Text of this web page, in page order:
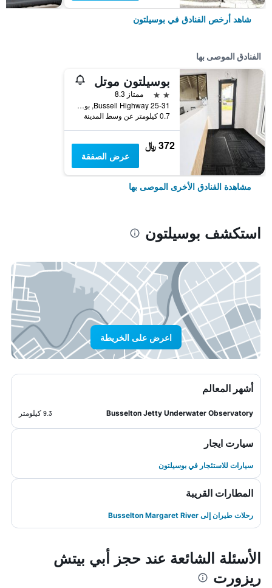
شاهد أرخص الفنادق في بوسيلتون
الفنادق الموصى بها
بوسيلتون موتل
2 نجمتين
ممتاز 8.3
25-31 Bussell Highway, بوسيلتون, WA, أستراليا
0.7 كيلومتر عن وسط المدينة
372 ﷼
عرض الصفقة
مشاهدة الفنادق الأخرى الموصى بها
استكشف بوسيلتون
اعرض على الخريطة
أشهر المعالم
Busselton Jetty Underwater Observatory 9.3 كيلومتر
سيارت ايجار
سيارات للاستئجار في بوسيلتون
المطارات القريبة
رحلات طيران إلى Busselton Margaret River
الأسئلة الشائعة عند حجز أبي بيتش
ريزورت